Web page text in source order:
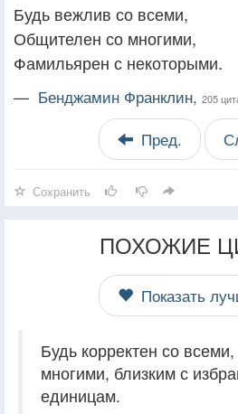
Будь вежлив со всеми,
Общителен со многими,
Фамильярен с некоторыми.
— Бенджамин Франклин, 205
Пред.
Сохранить
ПОХОЖИЕ
Показать
Будь корректен со
многими, близким с
единицам.